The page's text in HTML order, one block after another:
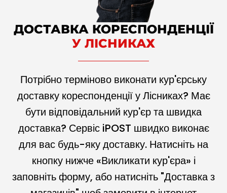
ДОСТАВКА КОРЕСПОНДЕНЦІЇ
У ЛІСНИКАХ
Потрібно терміново виконати кур'єрську
доставку кореспонденції у Лісниках? Має
бути відповідальний кур'єр та швидка
доставка? Сервіс iPOST швидко виконає
для вас будь-яку доставку. Натисніть на
кнопку нижче «Викликати кур'єра» і
заповніть форму, або натисніть "Доставка з